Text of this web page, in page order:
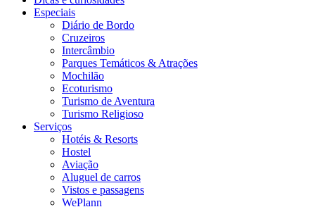
Especiais
Diário de Bordo
Cruzeiros
Intercâmbio
Parques Temáticos & Atrações
Mochilão
Ecoturismo
Turismo de Aventura
Turismo Religioso
Serviços
Hotéis & Resorts
Hostel
Aviação
Aluguel de carros
Vistos e passagens
WePlann